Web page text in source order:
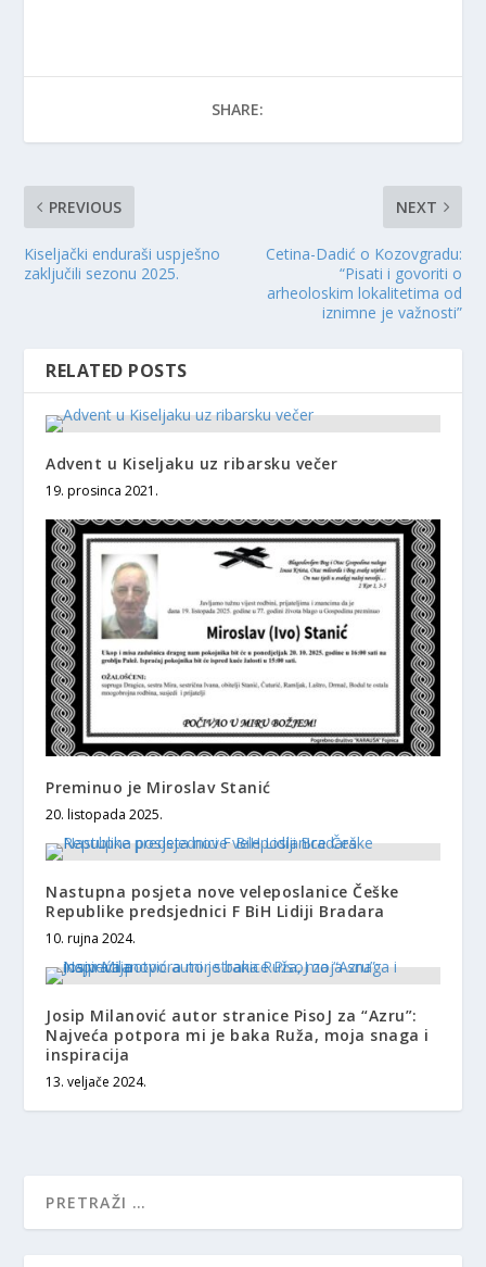
SHARE:
PREVIOUS
Kiseljački enduraši uspješno
zaključili sezonu 2025.
NEXT
Cetina-Dadić o Kozovgradu:
“Pisati i govoriti o
arheoloskim lokalitetima od
iznimne je važnosti”
RELATED POSTS
Advent u Kiseljaku uz ribarsku večer
19. prosinca 2021.
Preminuo je Miroslav Stanić
20. listopada 2025.
Nastupna posjeta nove veleposlanice Češke
Republike predsjednici F BiH Lidiji Bradara
10. rujna 2024.
Josip Milanović autor stranice PisoJ za “Azru”:
Najveća potpora mi je baka Ruža, moja snaga i
inspiracija
13. veljače 2024.